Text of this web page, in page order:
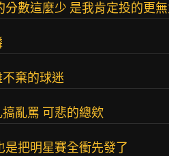
分數這麼少 是我肯定投的更
棄的球迷
亂罵 可悲的總欸
是把明星賽全衝先發了